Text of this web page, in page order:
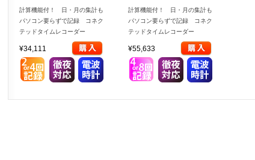
計算機能付！ 日・月の集計も
パソコン要らずで記録 コネク
テッドタイムレコーダー
¥34,111
計算機能付！ 日・月の集計も
パソコン要らずで記録 コネク
テッドタイムレコーダー
¥55,633